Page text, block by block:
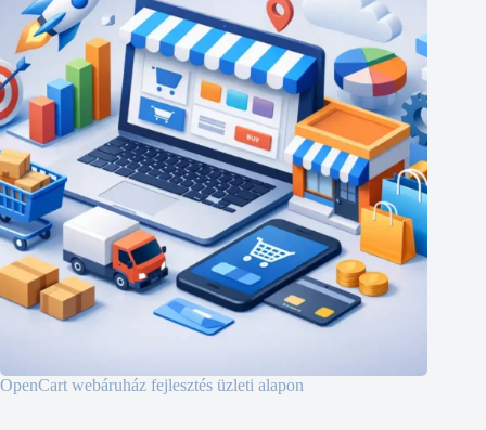
OpenCart webáruház fejlesztés üzleti alapon